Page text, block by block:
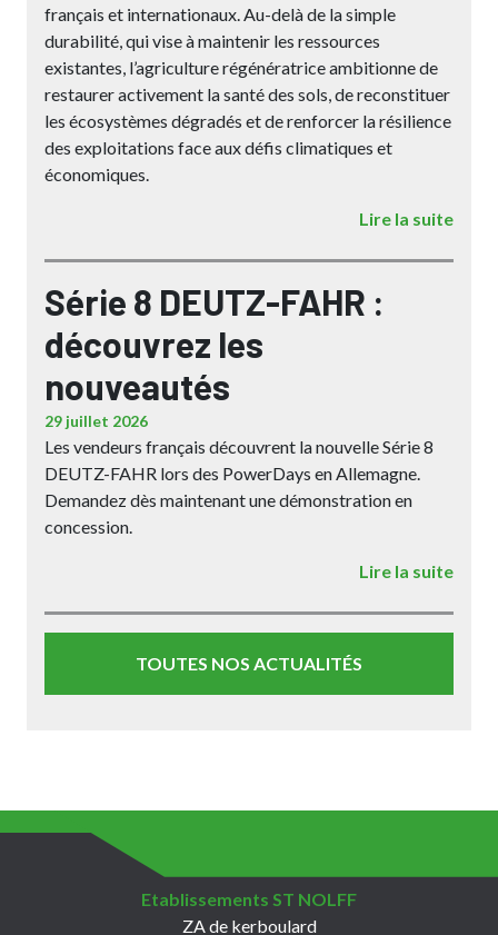
français et internationaux. Au-delà de la simple
durabilité, qui vise à maintenir les ressources
existantes, l’agriculture régénératrice ambitionne de
restaurer activement la santé des sols, de reconstituer
les écosystèmes dégradés et de renforcer la résilience
des exploitations face aux défis climatiques et
économiques.
Lire la suite
Série 8 DEUTZ-FAHR :
découvrez les
nouveautés
29 juillet 2026
Les vendeurs français découvrent la nouvelle Série 8
DEUTZ-FAHR lors des PowerDays en Allemagne.
Demandez dès maintenant une démonstration en
concession.
Lire la suite
TOUTES NOS ACTUALITÉS
Etablissements ST NOLFF
ZA de kerboulard